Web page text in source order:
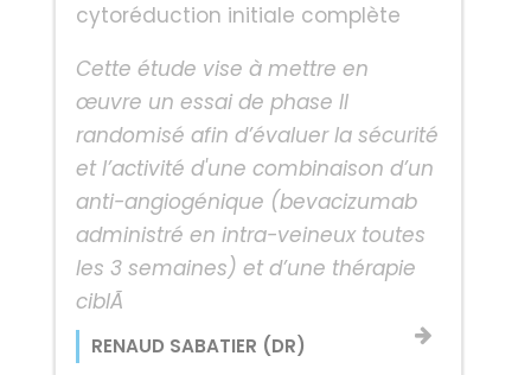
cytoréduction initiale complète
Cette étude vise à mettre en
œuvre un essai de phase II
randomisé afin d’évaluer la sécurité
et l’activité d'une combinaison d’un
anti-angiogénique (bevacizumab
administré en intra-veineux toutes
les 3 semaines) et d’une thérapie
ciblÃ
RENAUD SABATIER (DR)